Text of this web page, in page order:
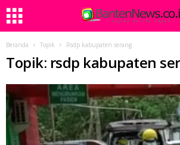
Beranda Topik Rsdp kabupaten serang
Topik: rsdp kabupaten